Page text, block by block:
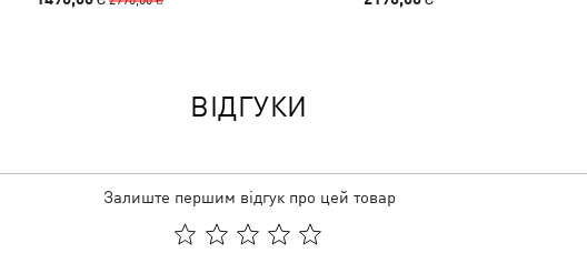
ВІДГУКИ
Залиште першим відгук про цей товар